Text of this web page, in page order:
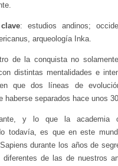
e
i
a
s
l
s
n
c
a
: estudios andinos;
arqueología Inka.
de la conquista no
distintas mentalidades e
que dos líneas de
haberse separados hace unos
y lo que la academia
todavía, es que en este
durante los años de
diferentes de las de nuestros